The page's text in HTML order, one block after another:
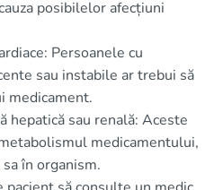
posibilelor afecțiuni
Persoanele cu
sau instabile ar trebui să
medicament.
hepatică sau renală: Aceste
medicamentului,
în organism.